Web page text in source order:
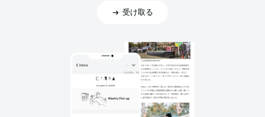
受け取る